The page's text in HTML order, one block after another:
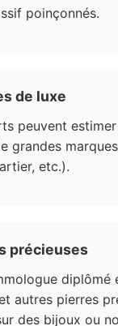
poinçonnés.
de luxe
peuvent
grandes
etc.).
précieuses
diplômé
autres pierres
des bijoux ou